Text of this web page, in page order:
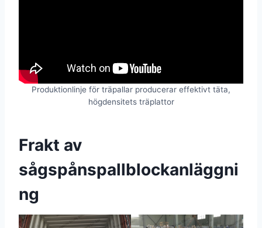
Produktionlinje för träpallar producerar effektivt täta,
högdensitets träplattor
Frakt av
sågspånspallblockanläggni
ng